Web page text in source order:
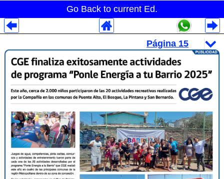
Go Back to current Ed.
Despliegues Analytics
Despliegues Totales
Despliegues por Rubros